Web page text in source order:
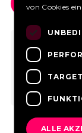
von Cookies
ALLE